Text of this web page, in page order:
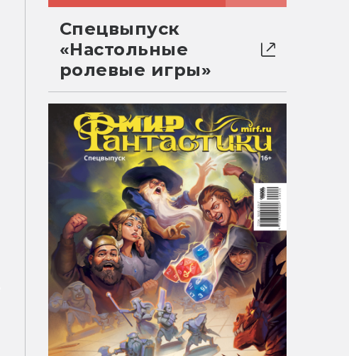
Спецвыпуск
«Настольные
ролевые игры»